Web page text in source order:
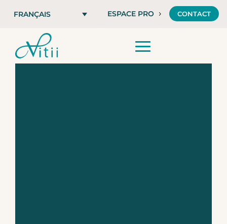
FRANÇAIS ESPACE PRO CONTACT